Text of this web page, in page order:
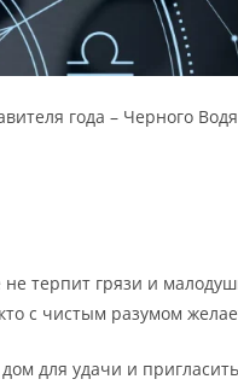
года – Черного
терпит грязи и
с чистым разумом
для удачи и